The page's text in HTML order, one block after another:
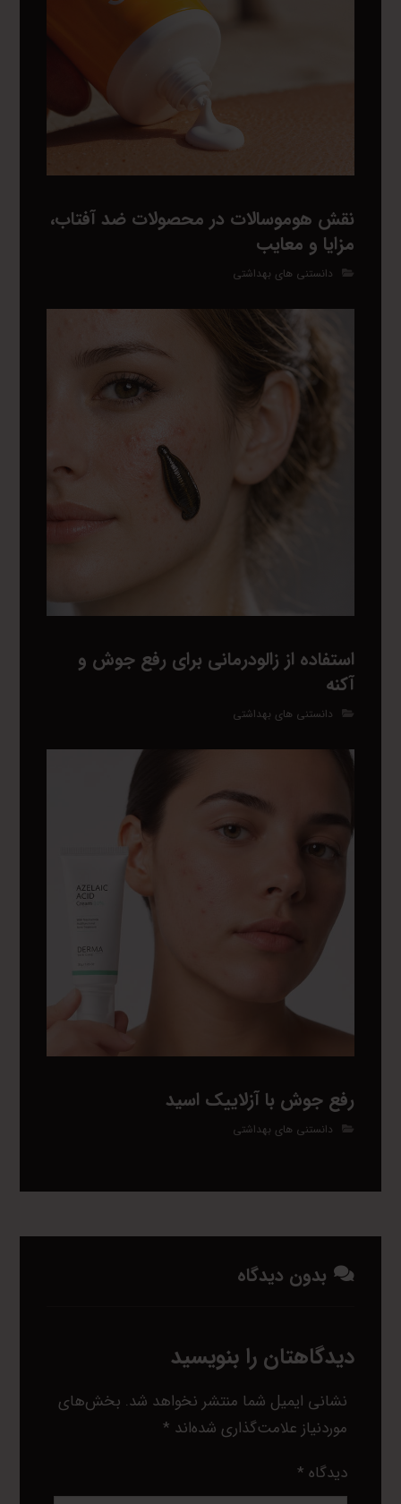
نقش هوموسالات در محصولات ضد آفتاب،
مزایا و معایب
دانستنی های بهداشتی
استفاده از زالودرمانی برای رفع جوش و
آکنه
دانستنی های بهداشتی
رفع جوش با آزلاییک اسید
دانستنی های بهداشتی
بدون دیدگاه
دیدگاهتان را بنویسید
نشانی ایمیل شما منتشر نخواهد شد. بخش‌های
موردنیاز علامت‌گذاری شده‌اند *
دیدگاه *